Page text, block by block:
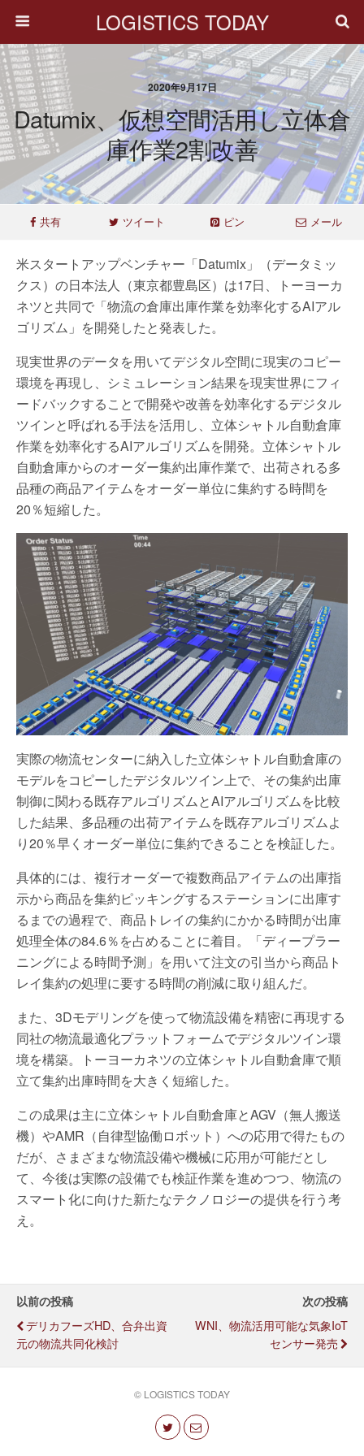
LOGISTICS TODAY
2020年9月17日
Datumix、仮想空間活用し立体倉
庫作業2割改善
共有 ツイート ピン メール
米スタートアップベンチャー「Datumix」（データミッ
クス）の日本法人（東京都豊島区）は17日、トーヨーカ
ネツと共同で「物流の倉庫出庫作業を効率化するAIアル
ゴリズム」を開発したと発表した。
現実世界のデータを用いてデジタル空間に現実のコピー
環境を再現し、シミュレーション結果を現実世界にフィ
ードバックすることで開発や改善を効率化するデジタル
ツインと呼ばれる手法を活用し、立体シャトル自動倉庫
作業を効率化するAIアルゴリズムを開発。立体シャトル
自動倉庫からのオーダー集約出庫作業で、出荷される多
品種の商品アイテムをオーダー単位に集約する時間を
20％短縮した。
実際の物流センターに納入した立体シャトル自動倉庫の
モデルをコピーしたデジタルツイン上で、その集約出庫
制御に関わる既存アルゴリズムとAIアルゴリズムを比較
した結果、多品種の出荷アイテムを既存アルゴリズムよ
り20％早くオーダー単位に集約できることを検証した。
具体的には、複行オーダーで複数商品アイテムの出庫指
示から商品を集約ピッキングするステーションに出庫す
るまでの過程で、商品トレイの集約にかかる時間が出庫
処理全体の84.6％を占めることに着目。「ディープラー
ニングによる時間予測」を用いて注文の引当から商品ト
レイ集約の処理に要する時間の削減に取り組んだ。
また、3Dモデリングを使って物流設備を精密に再現する
同社の物流最適化プラットフォームでデジタルツイン環
境を構築。トーヨーカネツの立体シャトル自動倉庫で順
立て集約出庫時間を大きく短縮した。
この成果は主に立体シャトル自動倉庫とAGV（無人搬送
機）やAMR（自律型協働ロボット）への応用で得たもの
だが、さまざまな物流設備や機械に応用が可能だとし
て、今後は実際の設備でも検証作業を進めつつ、物流の
スマート化に向けた新たなテクノロジーの提供を行う考
え。
以前の投稿
デリカフーズHD、合弁出資
元の物流共同化検討
次の投稿
WNI、物流活用可能な気象IoT
センサー発売
© LOGISTICS TODAY